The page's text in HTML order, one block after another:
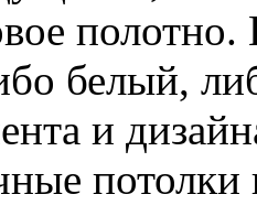
белый,
и